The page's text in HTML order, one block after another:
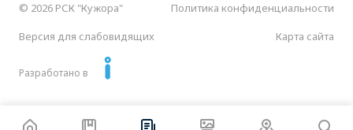
© 2026 РСК "Кужора"
Политика конфиденциальности
Версия для слабовидящих
Карта сайта
Разработано в